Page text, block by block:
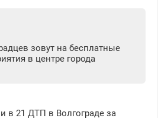
зовут на бесплатные
в центре города
в 21 ДТП в Волгограде за